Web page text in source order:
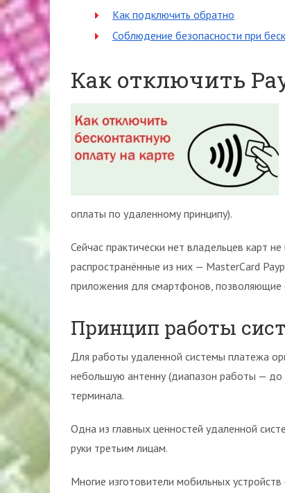
Как подключить обратно
Соблюдение безопасности при
Как отключить
оплаты по удаленному принципу).
Сейчас практически нет владельцев карт
распространённые из них — MasterCard
приложения для смартфонов, позволяющие
Принцип работы
Для работы удаленной системы платежа
небольшую антенну (диапазон работы — до
терминала.
Одна из главных ценностей удаленной
руки третьим лицам.
Многие изготовители мобильных